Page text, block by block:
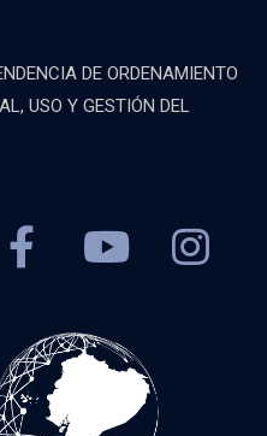
DE ORDENAMIENTO
USO Y GESTIÓN DEL